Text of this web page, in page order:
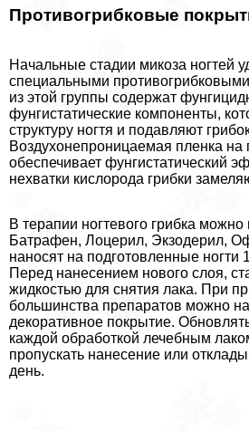
Противогрибковые
Начальные стадии микоза ногтей
специальными
из этой группы содержат
фунгистатические компоненты,
структуру ногтя и подавляют
Воздухонепроницаемая пленка на
обеспечивает фунгистатический
нехватки кислорода грибки
В терапии ногтевого грибка можно
Батрафен, Лоцерил, Экзодерил,
наносят на подготовленные ногти
Перед нанесением нового слоя,
жидкостью для снятия лака. При
большинства препаратов можно
декоративное покрытие.
каждой обработкой лечебным
пропускать нанесение или
день.